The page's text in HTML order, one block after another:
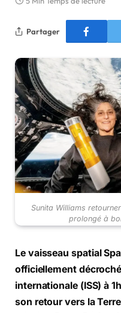
Partager
Sunita Williams
prolongé à
Le vaisseau spatial
officiellement
internationale (ISS) à
son retour vers la